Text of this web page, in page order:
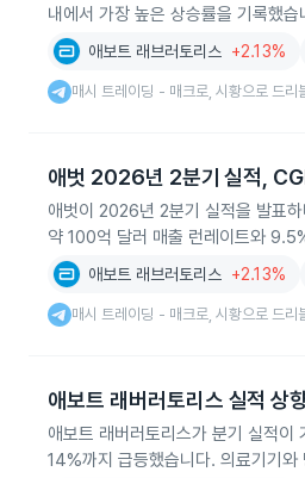
내에서 가장 높은 상승률을 기록했습
애보트 래브러토리스 +2.13%
매시 트레이딩 - 매크로, 시황으로 드리
애벗 2026년 2분기 실적,
애벗이 2026년 2분기 실적을 발표
약 100억 달러 매출 런레이트와
애보트 래브러토리스 +2.13%
매시 트레이딩 - 매크로, 시황으로 드리
애보트 래버러토리스 실적 상
애보트 래버러토리스가 분기 실적
14%까지 급등했습니다. 의료기기